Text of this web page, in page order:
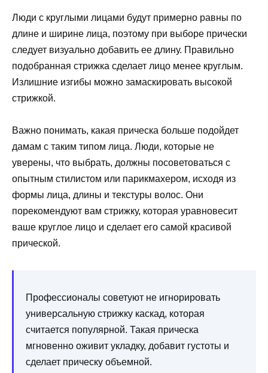
Люди с круглыми лицами будут примерно равны по
длине и ширине лица, поэтому при выборе прически
следует визуально добавить ее длину. Правильно
подобранная стрижка сделает лицо менее круглым.
Излишние изгибы можно замаскировать высокой
стрижкой.
Важно понимать, какая прическа больше подойдет
дамам с таким типом лица. Люди, которые не
уверены, что выбрать, должны посоветоваться с
опытным стилистом или парикмахером, исходя из
формы лица, длины и текстуры волос. Они
порекомендуют вам стрижку, которая уравновесит
ваше круглое лицо и сделает его самой красивой
прической.
Профессионалы советуют не игнорировать
универсальную стрижку каскад, которая
считается популярной. Такая прическа
мгновенно оживит укладку, добавит густоты и
сделает прическу объемной.